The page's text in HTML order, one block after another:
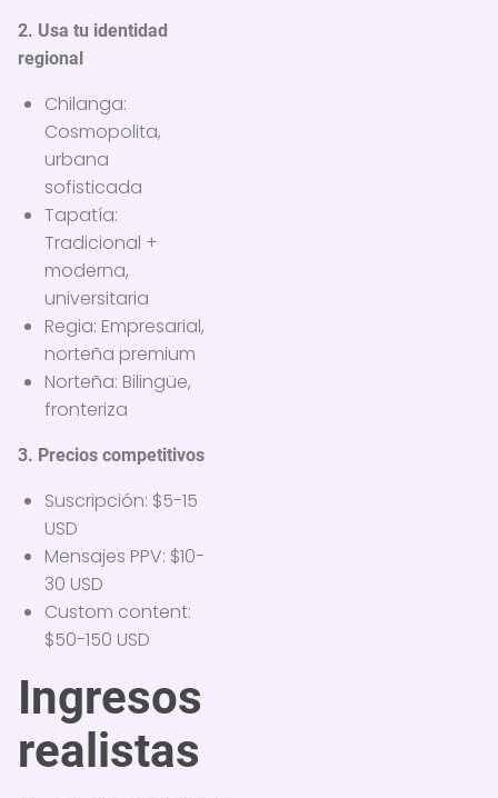
2. Usa tu identidad
regional
Chilanga:
Cosmopolita,
urbana
sofisticada
Tapatía:
Tradicional +
moderna,
universitaria
Regia: Empresarial,
norteña premium
Norteña: Bilingüe,
fronteriza
3. Precios competitivos
Suscripción: $5-15
USD
Mensajes PPV: $10-
30 USD
Custom content:
$50-150 USD
Ingresos
realistas